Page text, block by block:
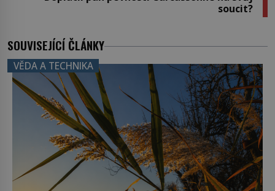
soucit?
SOUVISEJÍCÍ ČLÁNKY
VĚDA A TECHNIKA